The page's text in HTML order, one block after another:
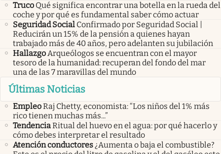
Truco Qué significa encontrar una botella en la rueda del
coche y por qué es fundamental saber cómo actuar
Seguridad Social Confirmado por Seguridad Social |
Reducirán un 15% de la pensión a quienes hayan
trabajado más de 40 años, pero adelanten su jubilación
HallazgoArqueólogos se encuentran con el mayor
tesoro de la humanidad: recuperan del fondo del mar
una de las 7 maravillas del mundo
Últimas Noticias
EmpleoRaj Chetty, economista: “Los niños del 1% más
rico tienen muchas más...”
TendenciaRitual del huevo en el agua: por qué hacerlo y
cómo debes interpretar el resultado
Atención conductores¿Aumenta o baja el combustible?